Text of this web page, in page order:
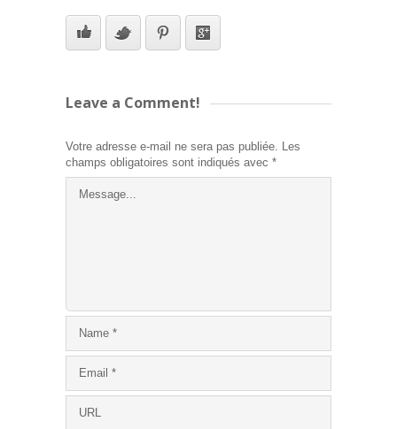
Leave a Comment!
Votre adresse e-mail ne sera pas publiée.
Les
champs obligatoires sont indiqués avec *